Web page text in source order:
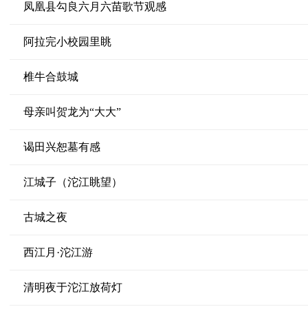
凤凰县勾良六月六苗歌节观感
阿拉完小校园里眺
椎牛合鼓城
母亲叫贺龙为“大大”
谒田兴恕墓有感
江城子（沱江眺望）
古城之夜
西江月·沱江游
清明夜于沱江放荷灯